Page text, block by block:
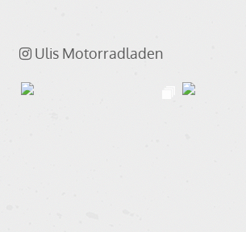
Ulis Motorradladen